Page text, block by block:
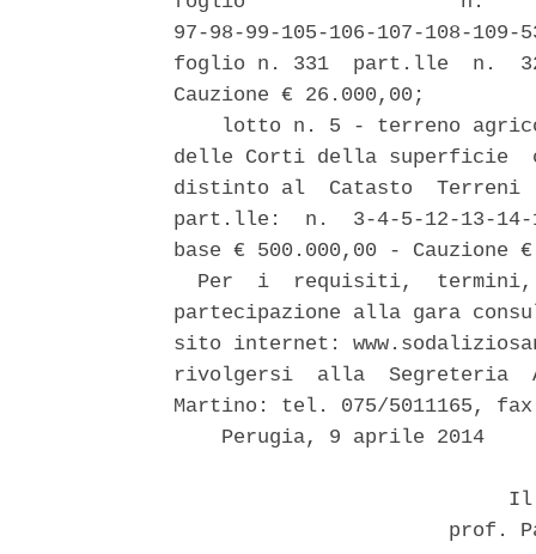
97-98-99-105-106-107-108-
foglio n. 331  part.lle  n.
Cauzione € 26.000,00;
lotto n. 5 - terreno
delle Corti della superficie
distinto al  Catasto  Terreni
part.lle:  n.  3-4-5-12-13-14-
base € 500.000,00 - Cauzione
Per  i  requisiti,
partecipazione alla gara
sito internet:
rivolgersi  alla  Segreteria
Martino: tel. 075/5011165,
    Perugia, 9 aprile 2014
prof.